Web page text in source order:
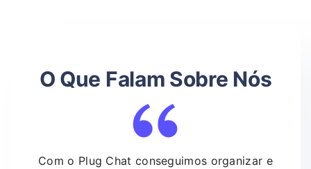
O Que Falam Sobre Nós
Com o Plug Chat conseguimos organizar e